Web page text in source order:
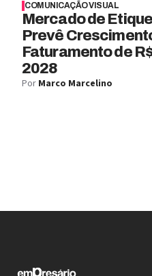
COMUNICAÇÃO VISUAL
Mercado de
Prevê
Faturamento de
2028
Por Marco Marcelino